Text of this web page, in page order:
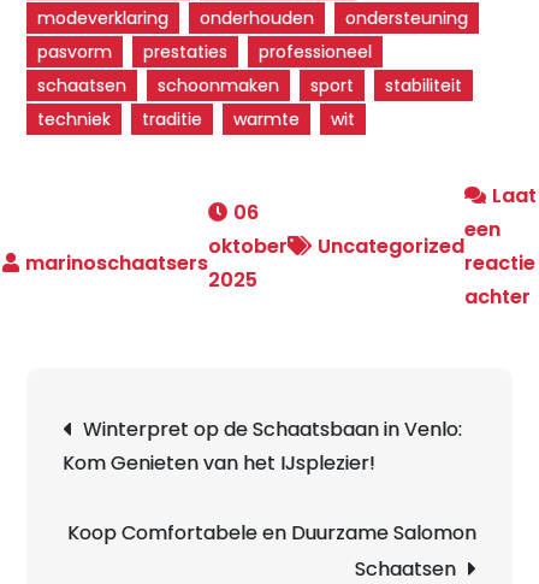
modeverklaring
onderhouden
ondersteuning
pasvorm
prestaties
professioneel
schaatsen
schoonmaken sport
stabiliteit
techniek
traditie warmte wit
06
oktober
2025
Uncategorized
Laat
een
reactie
achter
Winterpret op de Schaatsbaan in Venlo:
Kom Genieten van het IJsplezier!
Koop Comfortabele en Duurzame Salomon
Schaatsen